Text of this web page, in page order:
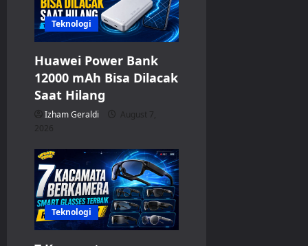
Teknologi
Huawei Power Bank
12000 mAh Bisa Dilacak
Saat Hilang
Izham Geraldi
August 7,
2026
Teknologi